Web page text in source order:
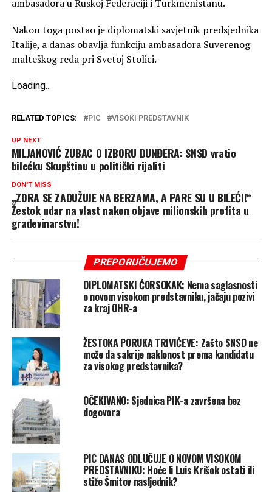
ambasadora u Ruskoj Federaciji i Turkmenistanu.
Nakon toga postao je diplomatski savjetnik predsjednika
Italije, a danas obavlja funkciju ambasadora Suverenog
malteškog reda pri Svetoj Stolici.
Loading...
RELATED TOPICS: PIC VISOKI PREDSTAVNIK
UP NEXT
MILJANOVIĆ ZUBAC O IZBORU DUNĐERA: SNSD vratio
bilećku Skupštinu u politički rijaliti
DON'T MISS
„ZORA SE ZADUŽUJE NA BERZAMA, A PARE SU U BILEĆI!“
Žestok udar na vlast nakon objave milionskih profita u
građevinarstvu!
PREPORUČUJEMO
DIPLOMATSKI ĆORSOKAK: Nema saglasnosti
o novom visokom predstavniku, jačaju pozivi
za kraj OHR-a
ŽESTOKA PORUKA TRIVIĆEVE: Zašto SNSD ne
može da sakrije naklonost prema kandidatu
za visokog predstavnika?
OČEKIVANO: Sjednica PIK-a završena bez
dogovora
PIC DANAS ODLUČUJE O NOVOM VISOKOM
PREDSTAVNIKU: Hoće li Luis Krišok ostati ili
stiže Šmitov nasljednik?